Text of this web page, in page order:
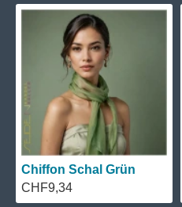
#14 Caesar Salad
#13 Springvale
#12 Hight Garden
#11 Natural Green Light
#10 Sage
Chiffon Schal Grün
CHF9,34